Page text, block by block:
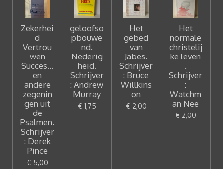
Zekerhei
d
Vertrou
wen
Succes...
en
andere
zegenin
gen uit
de
Psalmen.
Schrijver
: Derek
Pince
€ 5,00
geloofso
pbouwe
nd.
Nederig
heid.
Schrijver
: Andrew
Murray
€ 1,75
Het
gebed
van
Jabes.
Schrijver
: Bruce
Willkins
on
€ 2,00
Het
normale
christelij
ke leven
.
Schrijver
:
Watchm
an Nee
€ 2,00